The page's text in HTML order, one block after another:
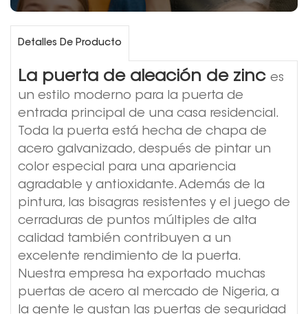
Detalles De Producto
La puerta de aleación de zinc es
un estilo moderno para la puerta de
entrada principal de una casa residencial.
Toda la puerta está hecha de chapa de
acero galvanizado, después de pintar un
color especial para una apariencia
agradable y antioxidante. Además de la
pintura, las bisagras resistentes y el juego de
cerraduras de puntos múltiples de alta
calidad también contribuyen a un
excelente rendimiento de la puerta.
Nuestra empresa ha exportado muchas
puertas de acero al mercado de Nigeria, a
la gente le gustan las puertas de seguridad